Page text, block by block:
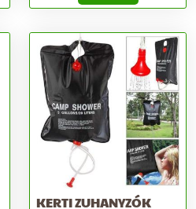
KERTI ZUHANYZÓK